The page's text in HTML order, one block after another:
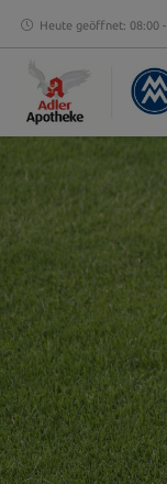
Heute geöffnet: 08:00